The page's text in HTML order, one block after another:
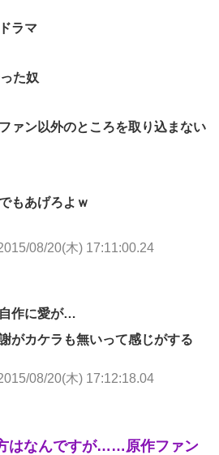
ラマ
た奴
ァン以外のところを取り込まない
もあげろよｗ
08/20(木) 17:11:00.24
作に愛が…
がカケラも無いって感じがする
08/20(木) 17:12:18.04
はなんですが……原作ファン